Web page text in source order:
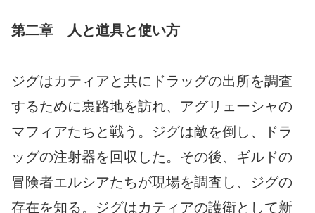
第二章 人と道具と使い方
ジグはカティアと共にドラッグの出所を調査
するために裏路地を訪れ、アグリェーシャの
マフィアたちと戦う。ジグは敵を倒し、ドラ
ッグの注射器を回収した。その後、ギルドの
冒険者エルシアたちが現場を調査し、ジグの
存在を知る。ジグはカティアの護衛として新